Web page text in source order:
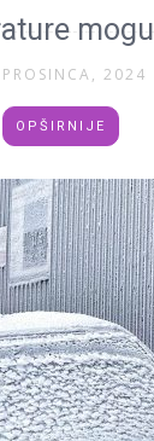
2024
OPŠIRNIJE